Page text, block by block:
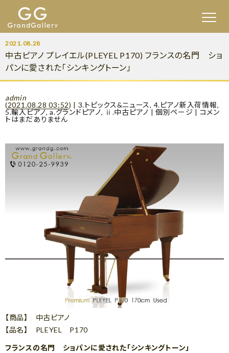
2021.08.28
中古ピアノ プレイエル(PLEYEL P170) フランスの名門 ショ
パンに愛された「シンキングトーン」
admin
(2021.08.28 03:52) | 3.トピックス&ニュース, 4.ピアノ新入荷情報,
5.輸入ピアノ,a.グランドピアノ, ⅱ.中古ピアノ |個別ページ | コメン
トはまだありません
【商品】 中古ピアノ
【品名】 PLEYEL P170
フランスの名門 ショパンに愛された「シンキングトーン」